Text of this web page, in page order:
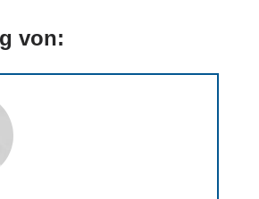
von: